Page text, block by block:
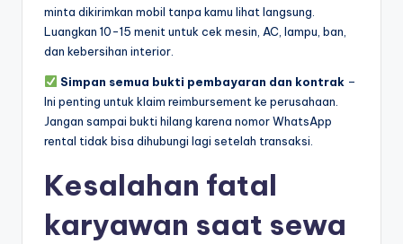
minta dikirimkan mobil tanpa kamu lihat langsung.
Luangkan 10-15 menit untuk cek mesin, AC, lampu, ban,
dan kebersihan interior.
Simpan semua bukti pembayaran dan kontrak–
Ini penting untuk klaim reimbursement ke perusahaan.
Jangan sampai bukti hilang karena nomor WhatsApp
rental tidak bisa dihubungi lagi setelah transaksi.
Kesalahan fatal
karyawan saat sewa